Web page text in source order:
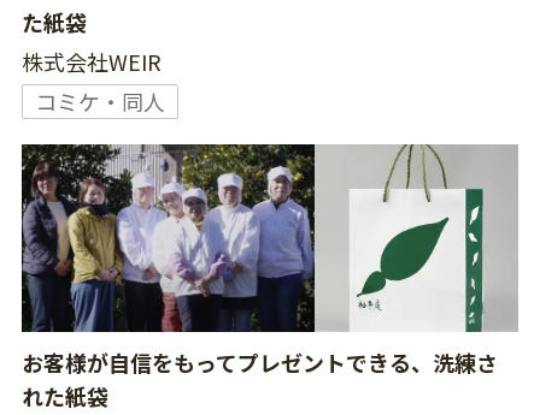
た紙袋
株式会社WEIR
コミケ・同人
お客様が自信をもってプレゼントできる、洗練さ
れた紙袋